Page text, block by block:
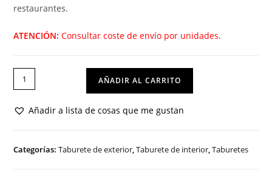
restaurantes.
ATENCIÓN: Consultar coste de envío por unidades.
TABURETE
M
506
AÑADIR AL CARRITO
Añadir a lista de cosas que me gustan
Categorías:Taburete de exterior,Taburete de interior,Taburetes